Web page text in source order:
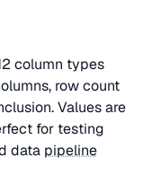
column types
row count
Values are
for testing
data pipeline